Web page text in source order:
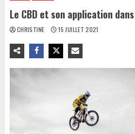
Le CBD et son application
CHRISTINE 15 JUILLET 2021